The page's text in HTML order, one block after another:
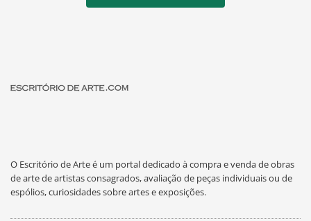
O Escritório de Arte é um portal dedicado à compra e venda de obras
de arte de artistas consagrados, avaliação de peças individuais ou de
espólios, curiosidades sobre artes e exposições.